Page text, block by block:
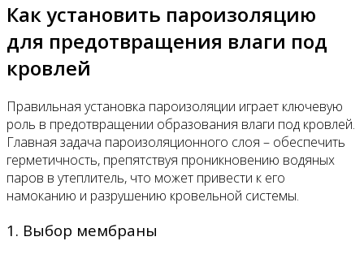
Как установить пароизоляцию
для предотвращения влаги под
кровлей
Правильная установка пароизоляции играет ключевую
роль в предотвращении образования влаги под кровлей.
Главная задача пароизоляционного слоя – обеспечить
герметичность, препятствуя проникновению водяных
паров в утеплитель, что может привести к его
намоканию и разрушению кровельной системы.
1. Выбор мембраны